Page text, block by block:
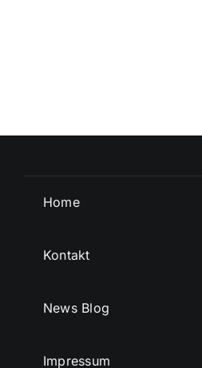
Home
Kontakt
News Blog
Impressum